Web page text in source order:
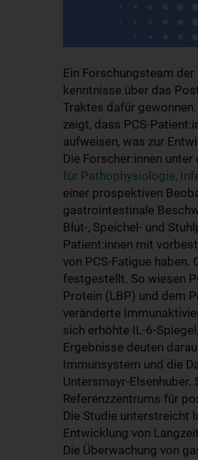
Ein Forschungsteam
kenntnisse über das
Traktes dafür
zeigt, dass PCS-
aufweisen, was zur
Die Forscher:innen
für Pathophysiologie,
einer prospektiven
gastrointestinale
Blut-, Speichel- und
Patient:innen mit
von PCS-Fatigue
festgestellt. So wiesen
Protein (LBP) und dem
veränderte
sich erhöhte IL-6-
Ergebnisse deuten
Immunsystem und die
Untersmayr-Elsenhuber.
Referenzzentrums für
Die Studie unterstreicht
Entwicklung von
Die Überwachung von